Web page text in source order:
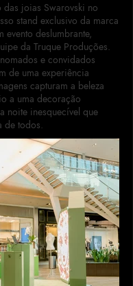
joias Swarovski no
stand exclusivo da marca
evento deslumbrante,
da Truque Produções.
e convidados
de uma experiência
capturam a beleza
a uma decoração
noite inesquecível que
de todos.